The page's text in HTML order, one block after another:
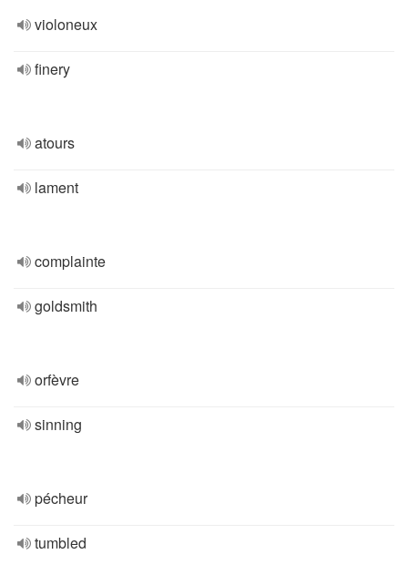
violoneux
finery
atours
lament
complainte
goldsmith
orfèvre
sinning
pécheur
tumbled